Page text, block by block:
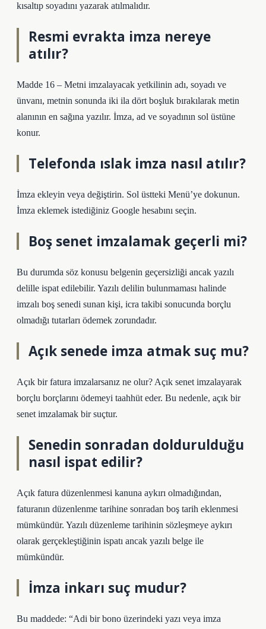
kısaltıp soyadını yazarak atılmalıdır.
Resmi evrakta imza nereye
atılır?
Madde 16 – Metni imzalayacak yetkilinin adı, soyadı ve
ünvanı, metnin sonunda iki ila dört boşluk bırakılarak metin
alanının en sağına yazılır. İmza, ad ve soyadının sol üstüne
konur.
Telefonda ıslak imza nasıl atılır?
İmza ekleyin veya değiştirin. Sol üstteki Menü’ye dokunun.
İmza eklemek istediğiniz Google hesabını seçin.
Boş senet imzalamak geçerli mi?
Bu durumda söz konusu belgenin geçersizliği ancak yazılı
delille ispat edilebilir. Yazılı delilin bulunmaması halinde
imzalı boş senedi sunan kişi, icra takibi sonucunda borçlu
olmadığı tutarları ödemek zorundadır.
Açık senede imza atmak suç mu?
Açık bir fatura imzalarsanız ne olur? Açık senet imzalayarak
borçlu borçlarını ödemeyi taahhüt eder. Bu nedenle, açık bir
senet imzalamak bir suçtur.
Senedin sonradan doldurulduğu
nasıl ispat edilir?
Açık fatura düzenlenmesi kanuna aykırı olmadığından,
faturanın düzenlenme tarihine sonradan boş tarih eklenmesi
mümkündür. Yazılı düzenleme tarihinin sözleşmeye aykırı
olarak gerçekleştiğinin ispatı ancak yazılı belge ile
mümkündür.
İmza inkarı suç mudur?
Bu maddede: “Adi bir bono üzerindeki yazı veya imza